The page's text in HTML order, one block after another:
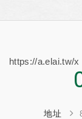
https://a.elai.tw/x
地址